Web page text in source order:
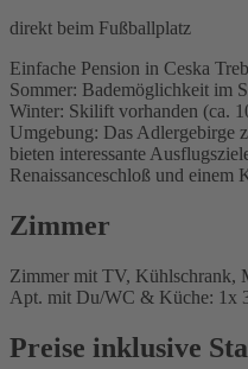
direkt beim Fußballplatz
Einfache Pension in Ceska
Sommer: Bademöglichkeit im
Winter: Skilift vorhanden (ca.
Umgebung: Das Adlergebirge
bieten interessante
Renaissanceschloß und einem
Zimmer
Zimmer mit TV,
Apt. mit Du/WC & Küche: 1x
Preise inklusive